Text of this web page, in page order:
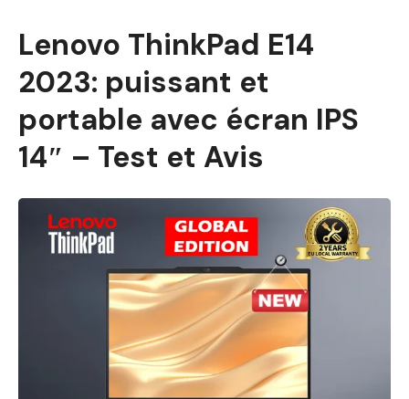
Lenovo ThinkPad E14
2023: puissant et
portable avec écran IPS
14″ – Test et Avis